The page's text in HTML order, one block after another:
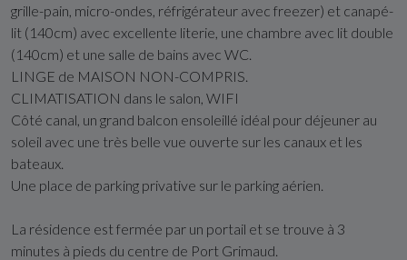
grille-pain, micro-ondes, réfrigérateur avec freezer) et canapé-
lit (140cm) avec excellente literie, une chambre avec lit double
(140cm) et une salle de bains avec WC.
LINGE de MAISON NON-COMPRIS.
CLIMATISATION dans le salon, WIFI
Côté canal, un grand balcon ensoleillé idéal pour déjeuner au
soleil avec une très belle vue ouverte sur les canaux et les
bateaux.
Une place de parking privative sur le parking aérien.
La résidence est fermée par un portail et se trouve à 3
minutes à pieds du centre de Port Grimaud.